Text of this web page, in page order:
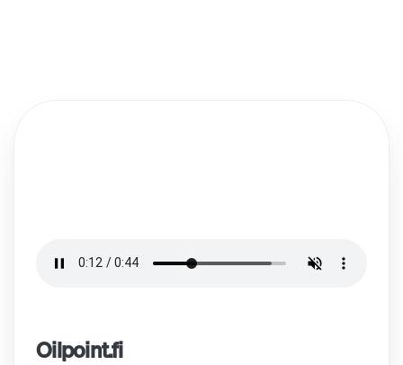
Oilpoint.fi